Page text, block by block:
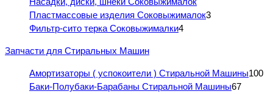
Пластмассовые изделия Соковыжималок3
Фильтр-сито терка Соковыжималки4
Запчасти для Стиральных Машин
Амортизаторы ( успокоители ) Стиральной Машины100
Баки-Полубаки-Барабаны Стиральной Машины67